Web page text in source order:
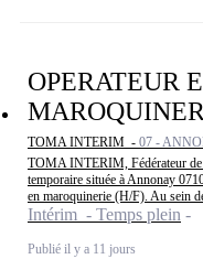
OPERATEUR
TOMA INTERIM - 07 -
TOMA INTERIM, Fédérateur de
temporaire située à Annonay
en maroquinerie (H/F). Au sein
Intérim - Temps plein
Publié il y a 11 jours